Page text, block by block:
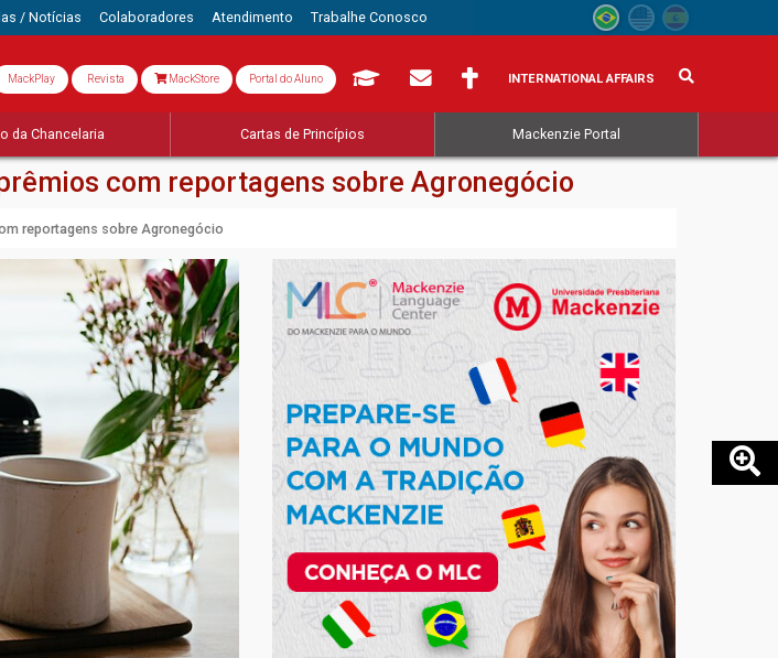
/ Notícias Colaboradores Atendimento Trabalhe Conosco
MackPlay Revista MackStore Portal do Aluno INTERNATIONAL AFFAIRS
da Chancelaria Cartas de Princípios Mackenzie Portal
com reportagens sobre Agronegócio
reportagens sobre Agronegócio